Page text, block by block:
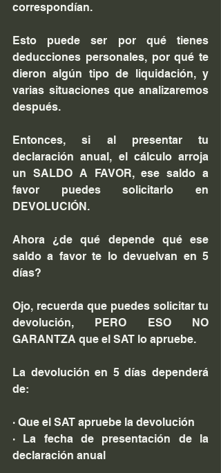
correspondían.
Esto puede ser por qué tienes
deducciones personales, por qué te
dieron algún tipo de liquidación, y
varias situaciones que analizaremos
después.
Entonces, si al presentar tu
declaración anual, el cálculo arroja
un SALDO A FAVOR, ese saldo a
favor puedes solicitarlo en
DEVOLUCIÓN.
Ahora ¿de qué depende qué ese
saldo a favor te lo devuelvan en 5
días?
Ojo, recuerda que puedes solicitar tu
devolución, PERO ESO NO
GARANTZA que el SAT lo apruebe.
La devolución en 5 días dependerá
de:
· Que el SAT apruebe la devolución
· La fecha de presentación de la
declaración anual